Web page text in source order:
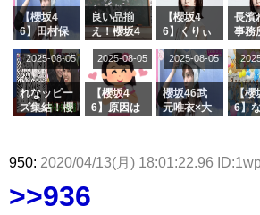
スタジオ出
演決定
ナンタラ】
京ド
演】
【櫻坂4
6】田村保
ージを脱い
でいた理由
良い品揃
え！櫻坂4
グル『Mak
e or Brea
k』オフィ
シャルグッ
ズ絶賛販売
【櫻坂4
6】くりぃ
の2人を手
玉に取る大
沼晶保【く
りぃむナン
タラ】
長濱
事務
属を
れなッピー
ズ集結！櫻
「ラヴィッ
スタジオ出
演決定
2025-08-05
【櫻坂4
6】原因は
ざわつかせ
2025-08-05
櫻坂46武
元唯衣×大
さんに恐怖
2025-08-05
【櫻
6】
て...
950: 2020/04/13(月) 18:01:22.96
>>936